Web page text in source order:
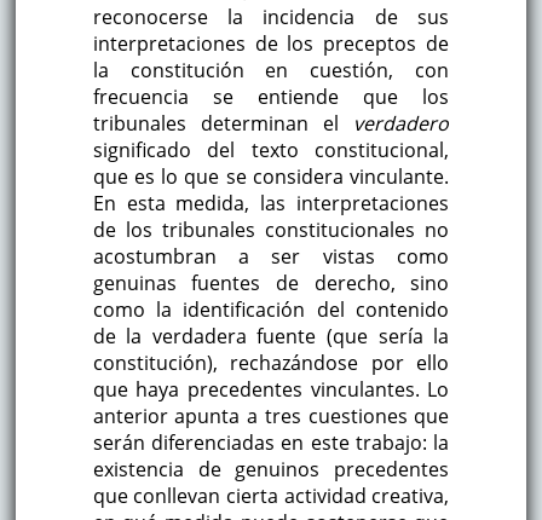
reconocerse la incidencia de sus
interpretaciones de los preceptos de
la constitución en cuestión, con
frecuencia se entiende que los
tribunales determinan el verdadero
significado del texto constitucional,
que es lo que se considera vinculante.
En esta medida, las interpretaciones
de los tribunales constitucionales no
acostumbran a ser vistas como
genuinas fuentes de derecho, sino
como la identificación del contenido
de la verdadera fuente (que sería la
constitución), rechazándose por ello
que haya precedentes vinculantes. Lo
anterior apunta a tres cuestiones que
serán diferenciadas en este trabajo: la
existencia de genuinos precedentes
que conllevan cierta actividad creativa,